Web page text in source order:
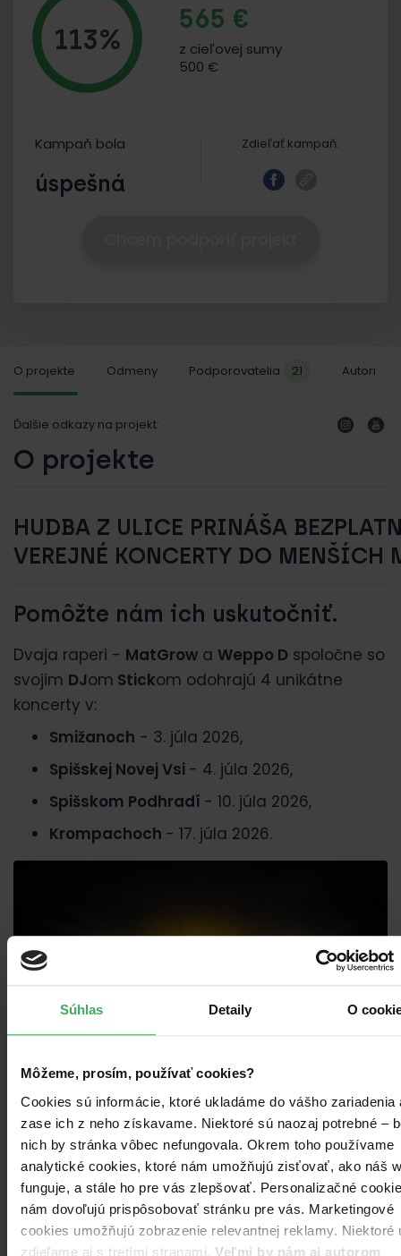
Súhlas Detaily O
Môžeme, prosím, používať cookies?
Cookies sú informácie, ktoré ukladáme do vášho zariadenia
zase ich z neho získavame. Niektoré sú naozaj potrebné –
nich by stránka vôbec nefungovala. Okrem toho používame
analytické cookies, ktoré nám umožňujú zisťovať, ako náš
funguje, a stále ho pre vás zlepšovať. Personalizačné
nám dovoľujú prispôsobovať stránku pre vás. Marketingové
cookies umožňujú zobrazenie relevantnej reklamy. Niektoré
zdieľame aj s tretími stranami. Veľmi by nám aj autorom
113%
565 €
z cieľovej sumy
500 €
Kampaň bola
úspešná
Zdieľať kampaň:
O projekte Odmeny Podporovatelia 21 Autori
Ďalšie odkazy na projekt:
O projekte
HUDBA Z ULICE PRINÁŠA
VEREJNÉ KONCERTY DO MENŠÍCH
Pomôžte nám ich uskutočniť.
Dvaja raperi - MatGrow a Weppo D spoločne so
svojim DJom Stickom odohrajú 4 unikátne
koncerty v:
Smižanoch - 3. júla 2026,
Spišskej Novej Vsi - 4. júla 2026,
Spišskom Podhradí - 10. júla 2026,
Krompachoch - 17. júla 2026.
Interaktívna pouličná
show so živým vystúpením
a DJským setom, priblíži
rapovú tvorbu širokej